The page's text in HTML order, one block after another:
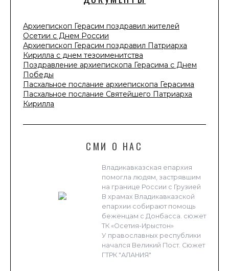
Архиепископ Герасим поздравил жителей
Осетии с Днем России
Архиепископ Герасим поздравил Патриарха
Кирилла с днем тезоименитства
Поздравление архиепископа Герасима с Днем
Победы
Пасхальное послание архиепископа Герасима
Пасхальное послание Святейшего Патриарха
Кирилла
СМИ О НАС
Владикавказская епархия
помогла людям, застрявшим
на границе России с Грузией
В храмах Владикавказской
епархии собирают помощь
беженцам с Донбасса. сюжет
ТК «Осетия-Ирыстон»
У православных республики
начался Великий Пост. Сюжет
ГТРК "АЛАНИЯ"